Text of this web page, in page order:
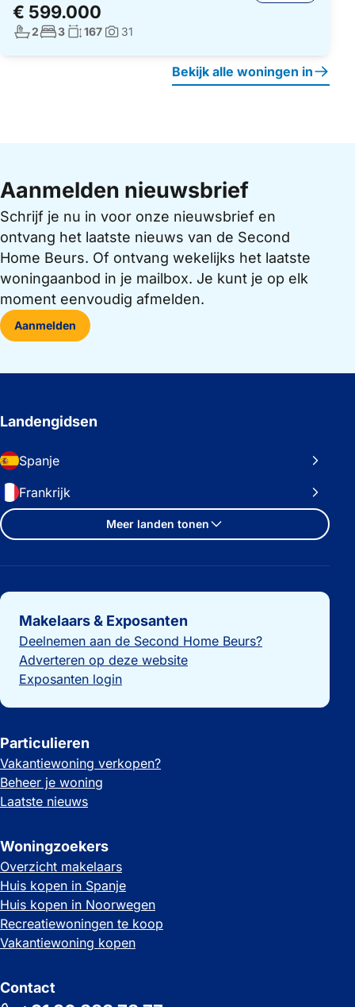
€ 599.000
Aantal badkamers:
2Aantal slaapkamers:
3Woonoppervlakte:
167 Foto's:
31
Bekijk alle woningen in
Aanmelden nieuwsbrief
Schrijf je nu in voor onze nieuwsbrief en
ontvang het laatste nieuws van de Second
Home Beurs. Of ontvang wekelijks het laatste
woningaanbod in je mailbox. Je kunt je op elk
moment eenvoudig afmelden.
Aanmelden
Landengidsen
Spanje
Frankrijk
Meer landen tonen
Belangrijke links
Makelaars & Exposanten
Deelnemen aan de Second Home Beurs?
Adverteren op deze website
Exposanten login
Particulieren
Vakantiewoning verkopen?
Beheer je woning
Laatste nieuws
Woningzoekers
Overzicht makelaars
Huis kopen in Spanje
Huis kopen in Noorwegen
Recreatiewoningen te koop
Vakantiewoning kopen
Contact